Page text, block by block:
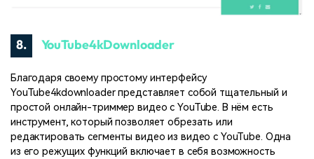
8. YouTube4kDownloader
Благодаря своему простому интерфейсу
YouTube4kdownloader представляет собой тщательный и
простой онлайн-триммер видео с YouTube. В нём есть
инструмент, который позволяет обрезать или
редактировать сегменты видео из видео с YouTube. Одна
из его режущих функций включает в себя возможность